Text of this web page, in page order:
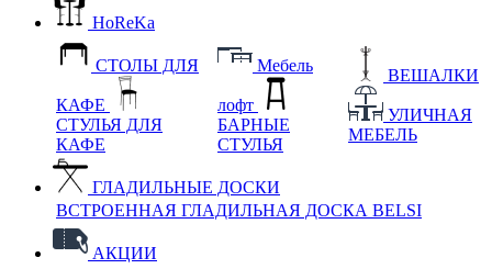
HoReKa
СТОЛЫ ДЛЯ
КАФЕ
СТУЛЬЯ ДЛЯ
КАФЕ
Мебель
лофт
БАРНЫЕ
СТУЛЬЯ
ВЕШАЛКИ
УЛИЧНАЯ
МЕБЕЛЬ
ГЛАДИЛЬНЫЕ ДОСКИ
ВСТРОЕННАЯ ГЛАДИЛЬНАЯ ДОСКА BELSI
АКЦИИ